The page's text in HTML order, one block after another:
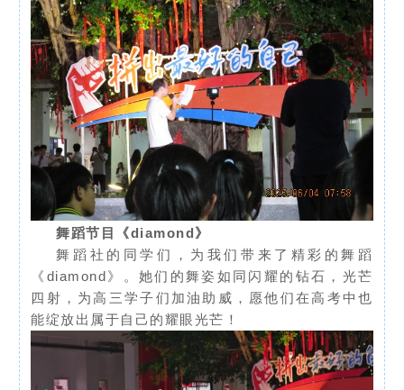
舞蹈节目《diamond》
舞蹈社的同学们，为我们带来了精彩的舞蹈
《diamond》。她们的舞姿如同闪耀的钻石，光芒
四射，为高三学子们加油助威，愿他们在高考中也
能绽放出属于自己的耀眼光芒！